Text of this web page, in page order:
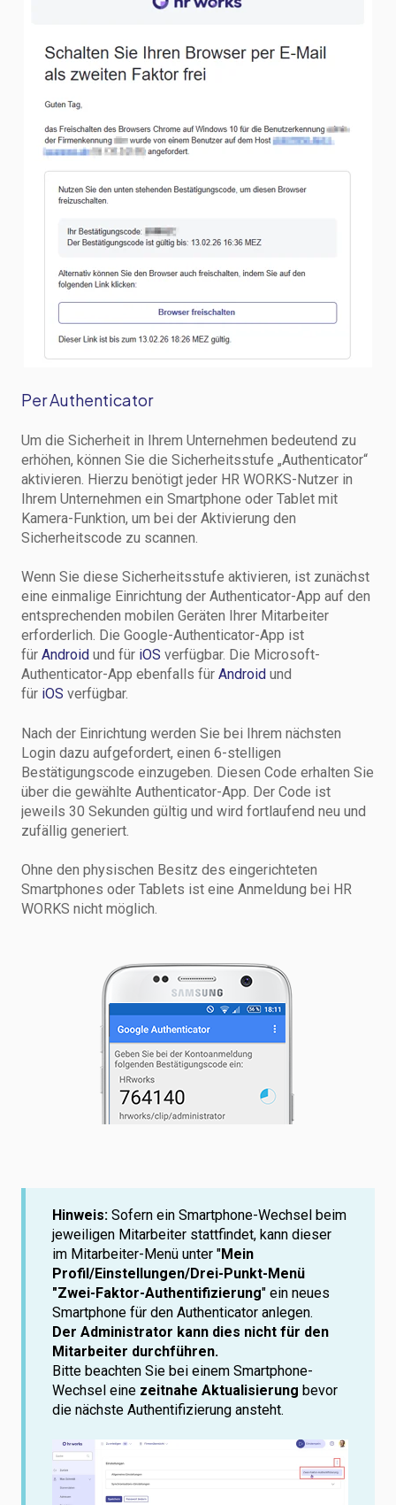
Per Authenticator
Um die Sicherheit in Ihrem Unternehmen bedeutend zu
erhöhen, können Sie die Sicherheitsstufe „Authenticator“
aktivieren. Hierzu benötigt jeder HR WORKS-Nutzer in
Ihrem Unternehmen ein Smartphone oder Tablet mit
Kamera-Funktion, um bei der Aktivierung den
Sicherheitscode zu scannen.
Wenn Sie diese Sicherheitsstufe aktivieren, ist zunächst
eine einmalige Einrichtung der Authenticator-App auf den
entsprechenden mobilen Geräten Ihrer Mitarbeiter
erforderlich. Die Google-Authenticator-App ist
für Android und für iOS verfügbar. Die Microsoft-
Authenticator-App ebenfalls für Android und
für iOS verfügbar.
Nach der Einrichtung werden Sie bei Ihrem nächsten
Login dazu aufgefordert, einen 6-stelligen
Bestätigungscode einzugeben. Diesen Code erhalten Sie
über die gewählte Authenticator-App. Der Code ist
jeweils 30 Sekunden gültig und wird fortlaufend neu und
zufällig generiert.
Ohne den physischen Besitz des eingerichteten
Smartphones oder Tablets ist eine Anmeldung bei HR
WORKS nicht möglich.
Hinweis: Sofern ein Smartphone-Wechsel beim
jeweiligen Mitarbeiter stattfindet, kann dieser
im Mitarbeiter-Menü unter "Mein
Profil/Einstellungen/Drei-Punkt-Menü
"Zwei-Faktor-Authentifizierung" ein neues
Smartphone für den Authenticator anlegen.
Der Administrator kann dies nicht für den
Mitarbeiter durchführen.
Bitte beachten Sie bei einem Smartphone-
Wechsel eine zeitnahe Aktualisierung bevor
die nächste Authentifizierung ansteht.